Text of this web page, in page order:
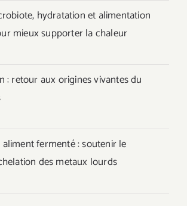
hydratation et alimentation
mieux supporter la chaleur
: retour aux origines vivantes du
fermenté : soutenir le
des metaux lourds